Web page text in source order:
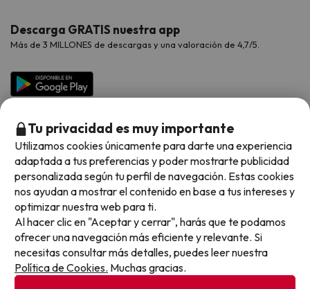
Viajes para grupos
Hoteles Galicia
Hoteles Salou
Chollos con Todo Incluido
Chollos en la playa
Hoteles con toboganes
Selección de la Newsletter
Los favoritos de nuestros clientes
Vacaciones en Agosto
Vacaciones en Octubre
Vacaciones en Noviembre
Contáctanos
Preguntas frecuentes
Descarga GRATIS nuestra app
Más de 3 MILLONES de descargas y una valoración de 4,7/5.
Métodos de pago disponibles
Condiciones generales
Tu privacidad es muy importante
Utilizamos cookies únicamente para darte una experiencia
adaptada a tus preferencias y poder mostrarte publicidad
personalizada según tu perfil de navegación. Estas cookies
nos ayudan a mostrar el contenido en base a tus intereses y
optimizar nuestra web para ti.
Al hacer clic en "Aceptar y cerrar", harás que te podamos
ofrecer una navegación más eficiente y relevante. Si
necesitas consultar más detalles, puedes leer nuestra
Política de Cookies. Muchas gracias.